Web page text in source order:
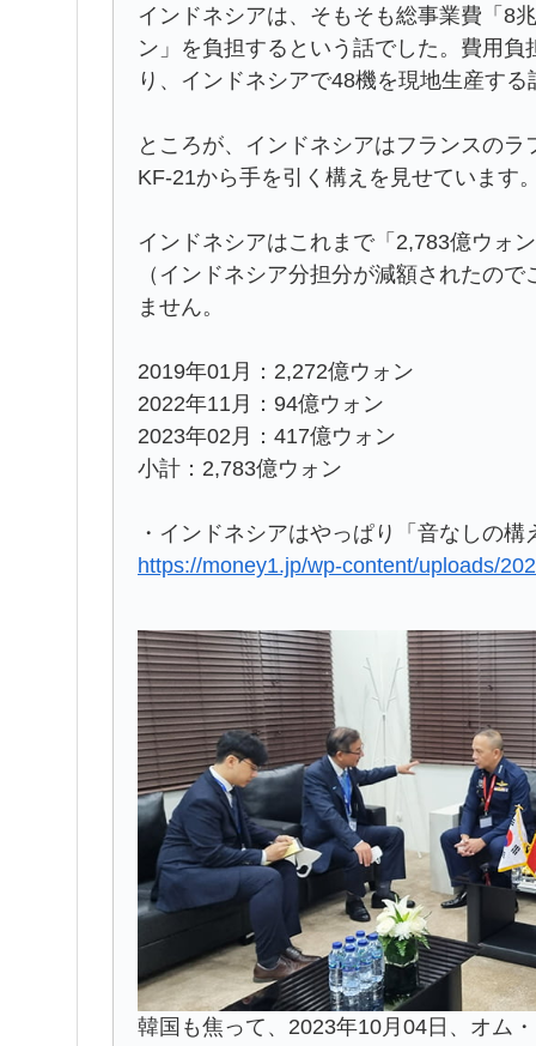
インドネシアは、そもそも総事業費「8
ン」を負担するという話でした。費用
り、インドネシアで48機を現地生産す
ところが、インドネシアはフランスの
KF-21から手を引く構えを見せています
インドネシアはこれまで「2,783億ウォ
（インドネシア分担分が減額されたの
ません。
2019年01月：2,272億ウォン
2022年11月：94億ウォン
2023年02月：417億ウォン
小計：2,783億ウォン
・インドネシアはやっぱり「音なしの構
https://money1.jp/wp-content/uploads/
韓国も焦って、2023年10月04日、オム